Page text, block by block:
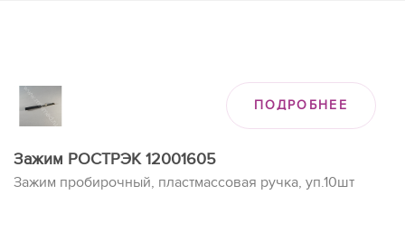
ПОДРОБНЕЕ
Зажим РОСТРЭК 12001605
Зажим пробирочный, пластмассовая ручка, уп.10шт